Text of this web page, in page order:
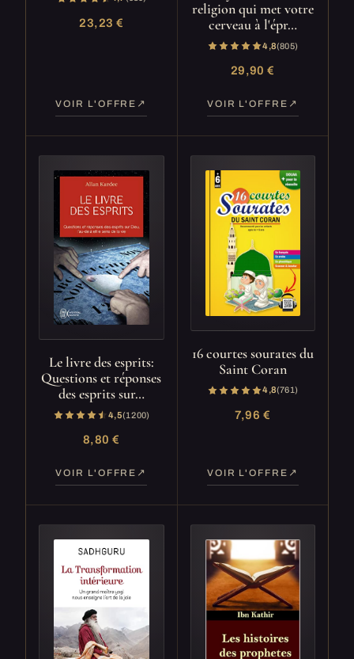
23,23 €
VOIR L'OFFRE
religion qui met votre
cerveau à l'épr…
4,8(805)
29,90 €
VOIR L'OFFRE
Le livre des esprits:
Questions et réponses
des esprits sur…
4,5(1 200)
8,80 €
VOIR L'OFFRE
16 courtes sourates du
Saint Coran
4,8(761)
7,96 €
VOIR L'OFFRE